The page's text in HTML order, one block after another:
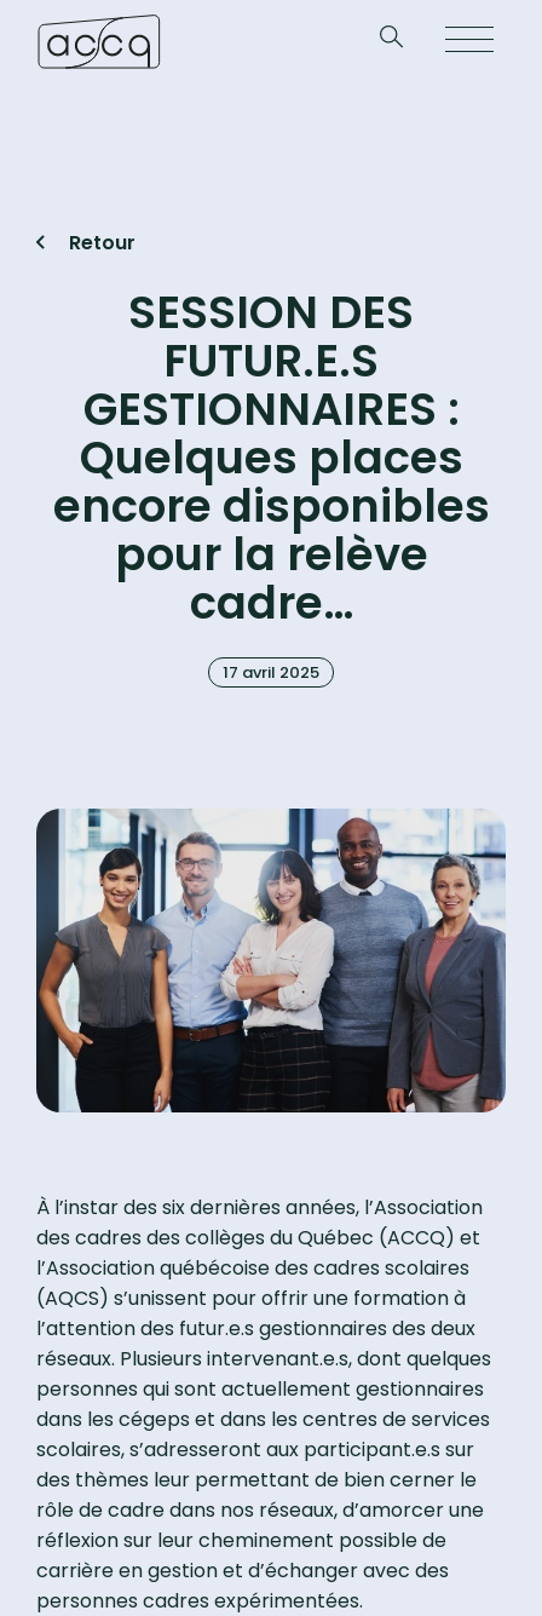
Retour
SESSION DES
FUTUR.E.S
GESTIONNAIRES :
Quelques places
encore disponibles
pour la relève
cadre…
17 avril 2025
À l’instar des six dernières années, l’Association
des cadres des collèges du Québec (ACCQ) et
l’Association québécoise des cadres scolaires
(AQCS) s’unissent pour offrir une formation à
l’attention des futur.e.s gestionnaires des deux
réseaux. Plusieurs intervenant.e.s, dont quelques
personnes qui sont actuellement gestionnaires
dans les cégeps et dans les centres de services
scolaires, s’adresseront aux participant.e.s sur
des thèmes leur permettant de bien cerner le
rôle de cadre dans nos réseaux, d’amorcer une
réflexion sur leur cheminement possible de
carrière en gestion et d’échanger avec des
personnes cadres expérimentées.